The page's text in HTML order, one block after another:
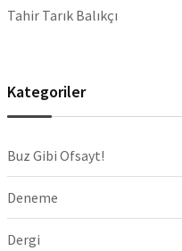
Tahir Tarık Balıkçı
Kategoriler
Buz Gibi Ofsayt!
Deneme
Dergi